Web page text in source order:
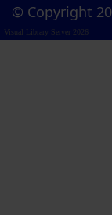
© Copyright
Visual Library Server 2026